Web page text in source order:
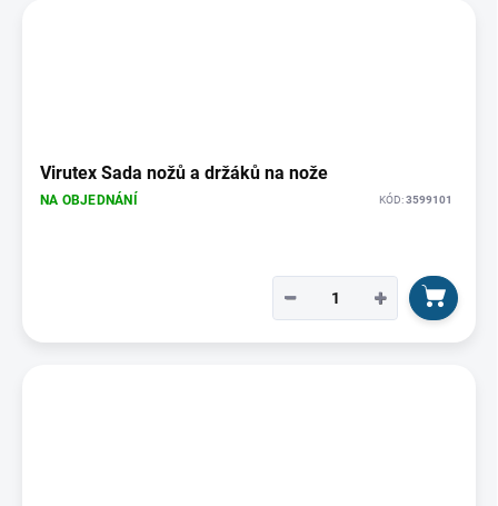
Virutex Sada nožů a držáků na nože
NA OBJEDNÁNÍ KÓD:3599101
+
−